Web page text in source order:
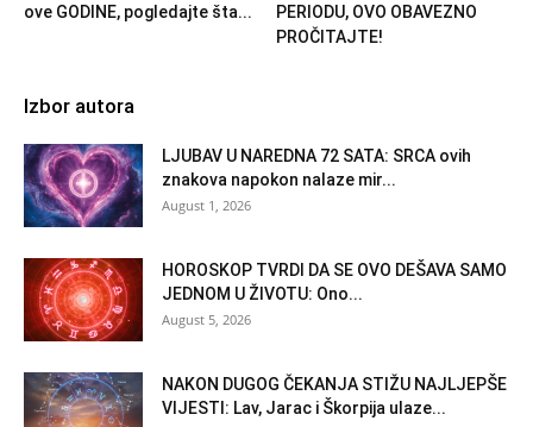
ove GODINE, pogledajte šta...
PERIODU, OVO OBAVEZNO
PROČITAJTE!
Izbor autora
LJUBAV U NAREDNA 72 SATA: SRCA ovih
znakova napokon nalaze mir...
August 1, 2026
HOROSKOP TVRDI DA SE OVO DEŠAVA SAMO
JEDNOM U ŽIVOTU: Ono...
August 5, 2026
NAKON DUGOG ČEKANJA STIŽU NAJLJEPŠE
VIJESTI: Lav, Jarac i Škorpija ulaze...